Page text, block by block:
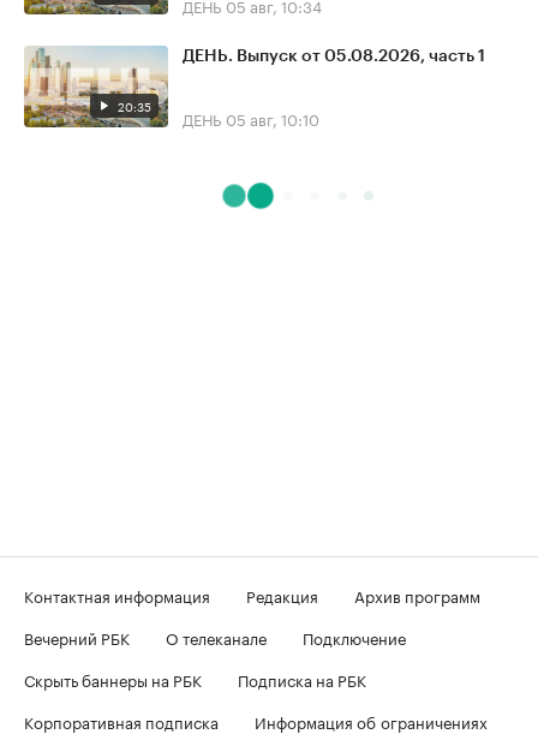
ДЕНЬ 05 авг, 10:34
20:35
ДЕНЬ. Выпуск от 05.08.2026, часть 1
ДЕНЬ 05 авг, 10:10
Контактная информация Редакция
Архив программ
Вечерний РБК
О телеканале
Подключение
Скрыть баннеры на РБК
Подписка на РБК
Корпоративная подписка
Информация об ограничениях